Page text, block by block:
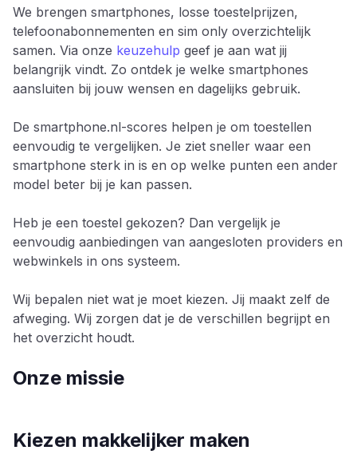
We brengen smartphones, losse toestelprijzen,
telefoonabonnementen en sim only overzichtelijk
samen. Via onze keuzehulp geef je aan wat jij
belangrijk vindt. Zo ontdek je welke smartphones
aansluiten bij jouw wensen en dagelijks gebruik.
De smartphone.nl-scores helpen je om toestellen
eenvoudig te vergelijken. Je ziet sneller waar een
smartphone sterk in is en op welke punten een ander
model beter bij je kan passen.
Heb je een toestel gekozen? Dan vergelijk je
eenvoudig aanbiedingen van aangesloten providers en
webwinkels in ons systeem.
Wij bepalen niet wat je moet kiezen. Jij maakt zelf de
afweging. Wij zorgen dat je de verschillen begrijpt en
het overzicht houdt.
Onze missie
Kiezen makkelijker maken